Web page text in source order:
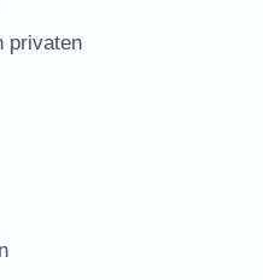
privaten